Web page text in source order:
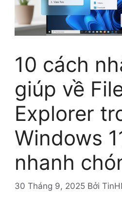
10 cách
giúp về
Explorer
Windows
nhanh
30 Tháng 9, 2025 Bởi